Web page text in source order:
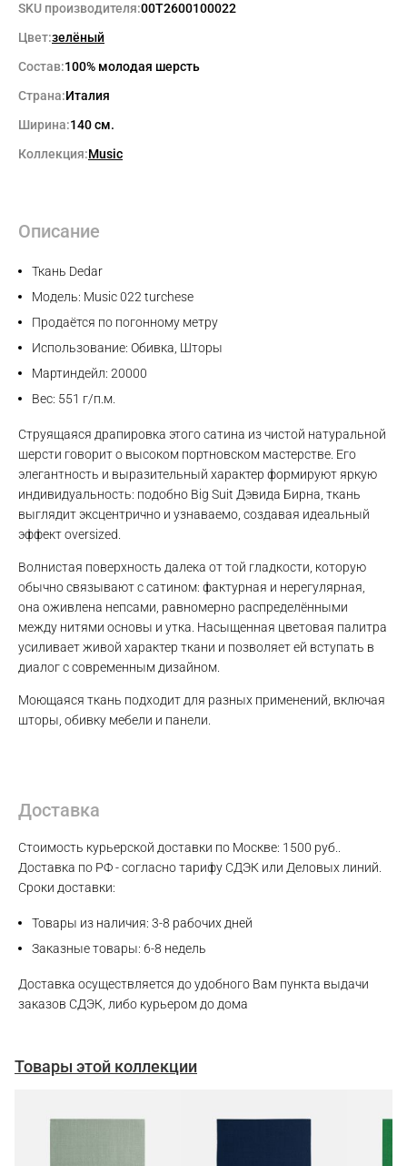
SKU производителя:00T2600100022
Цвет:зелёный
Состав:100% молодая шерсть
Страна:Италия
Ширина:140 см.
Коллекция:Music
Описание
Ткань Dedar
Модель: Music 022 turchese
Продаётся по погонному метру
Использование: Обивка, Шторы
Мартиндейл: 20000
Вес: 551 г/п.м.
Струящаяся драпировка этого сатина из чистой натуральной
шерсти говорит о высоком портновском мастерстве. Его
элегантность и выразительный характер формируют яркую
индивидуальность: подобно Big Suit Дэвида Бирна, ткань
выглядит эксцентрично и узнаваемо, создавая идеальный
эффект oversized.
Волнистая поверхность далека от той гладкости, которую
обычно связывают с сатином: фактурная и нерегулярная,
она оживлена непсами, равномерно распределёнными
между нитями основы и утка. Насыщенная цветовая палитра
усиливает живой характер ткани и позволяет ей вступать в
диалог с современным дизайном.
Моющаяся ткань подходит для разных применений, включая
шторы, обивку мебели и панели.
Доставка
Стоимость курьерской доставки по Москве: 1500 руб..
Доставка по РФ - согласно тарифу СДЭК или Деловых линий.
Сроки доставки:
Товары из наличия: 3-8 рабочих дней
Заказные товары: 6-8 недель
Доставка осуществляется до удобного Вам пункта выдачи
заказов СДЭК, либо курьером до дома
Товары этой коллекции
Max
WhatsApp